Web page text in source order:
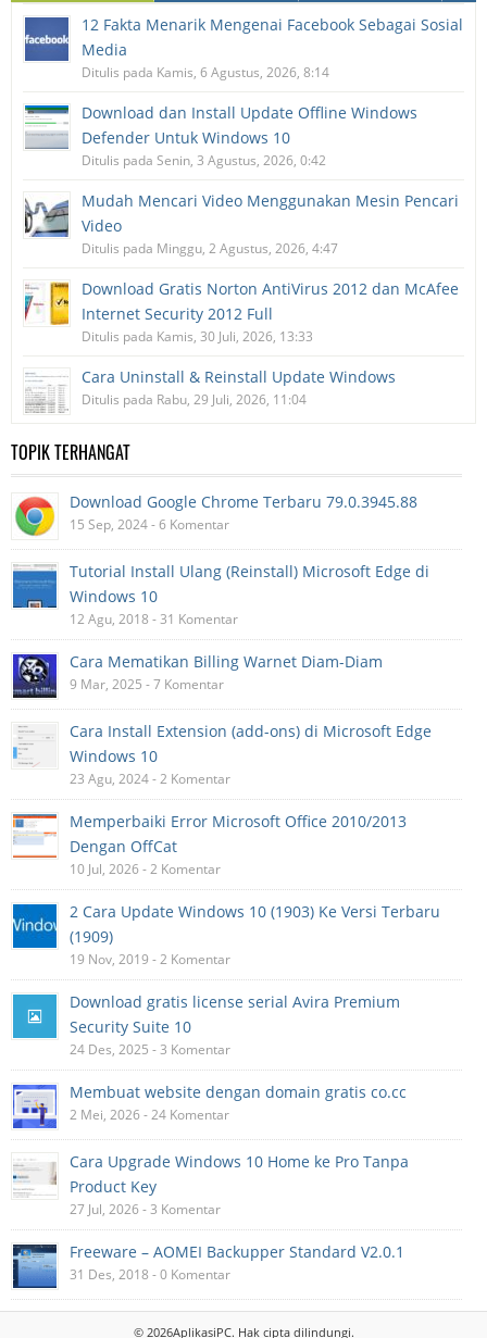
12 Fakta Menarik Mengenai Facebook Sebagai Sosial
Media
Ditulis pada Kamis, 6 Agustus, 2026, 8:14
Download dan Install Update Offline Windows
Defender Untuk Windows 10
Ditulis pada Senin, 3 Agustus, 2026, 0:42
Mudah Mencari Video Menggunakan Mesin Pencari
Video
Ditulis pada Minggu, 2 Agustus, 2026, 4:47
Download Gratis Norton AntiVirus 2012 dan McAfee
Internet Security 2012 Full
Ditulis pada Kamis, 30 Juli, 2026, 13:33
Cara Uninstall & Reinstall Update Windows
Ditulis pada Rabu, 29 Juli, 2026, 11:04
TOPIK TERHANGAT
Download Google Chrome Terbaru 79.0.3945.88
15 Sep, 2024 - 6 Komentar
Tutorial Install Ulang (Reinstall) Microsoft Edge di
Windows 10
12 Agu, 2018 - 31 Komentar
Cara Mematikan Billing Warnet Diam-Diam
9 Mar, 2025 - 7 Komentar
Cara Install Extension (add-ons) di Microsoft Edge
Windows 10
23 Agu, 2024 - 2 Komentar
Memperbaiki Error Microsoft Office 2010/2013
Dengan OffCat
10 Jul, 2026 - 2 Komentar
2 Cara Update Windows 10 (1903) Ke Versi Terbaru
(1909)
19 Nov, 2019 - 2 Komentar
Download gratis license serial Avira Premium
Security Suite 10
24 Des, 2025 - 3 Komentar
Membuat website dengan domain gratis co.cc
2 Mei, 2026 - 24 Komentar
Cara Upgrade Windows 10 Home ke Pro Tanpa
Product Key
27 Jul, 2026 - 3 Komentar
Freeware – AOMEI Backupper Standard V2.0.1
31 Des, 2018 - 0 Komentar
© 2026AplikasiPC. Hak cipta dilindungi.